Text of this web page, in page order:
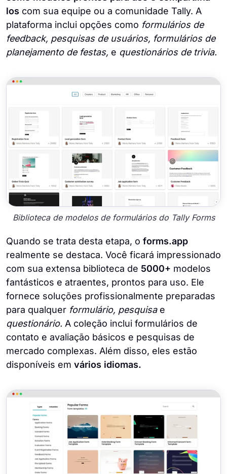
los com sua equipe ou a comunidade Tally. A
plataforma inclui opções como formulários de
feedback, pesquisas de usuários, formulários de
planejamento de festas, e questionários de trivia.
Biblioteca de modelos de formulários do Tally Forms
Quando se trata desta etapa, o forms.app
realmente se destaca. Você ficará impressionado
com sua extensa biblioteca de 5000+ modelos
fantásticos e atraentes, prontos para uso. Ele
fornece soluções profissionalmente preparadas
para qualquer formulário, pesquisae
questionário. A coleção inclui formulários de
contato e avaliação básicos e pesquisas de
mercado complexas. Além disso, eles estão
disponíveis em vários idiomas.